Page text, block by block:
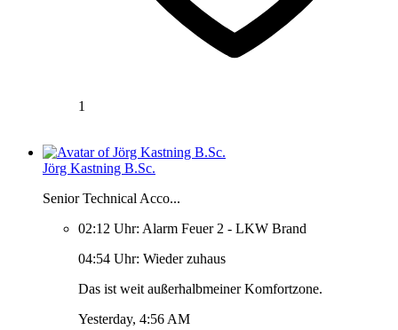
1
Jörg Kastning B.Sc.
Senior Technical Acco...
02:12 Uhr: Alarm Feuer 2 - LKW Brand
04:54 Uhr: Wieder zuhaus
Das ist weit außerhalbmeiner Komfortzone.
Yesterday, 4:56 AM